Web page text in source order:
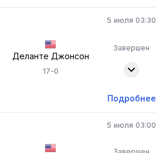
5 июля 03:30
Деланте Джонсон
17-0
Завершен
Подробнее
5 июля 03:00